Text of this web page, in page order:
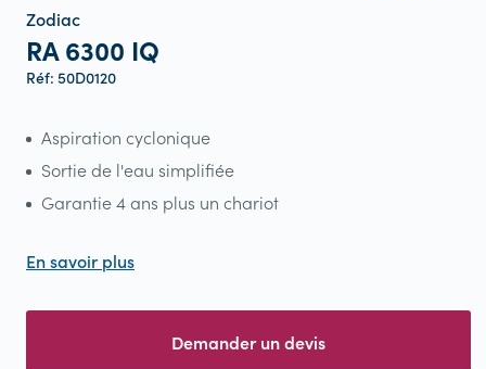
Zodiac
RA 6300 IQ
Réf: 50D0120
Aspiration cyclonique
Sortie de l'eau simplifiée
Garantie 4 ans plus un chariot
En savoir plus
Demander un devis